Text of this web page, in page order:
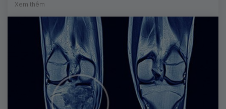
Xem thêm